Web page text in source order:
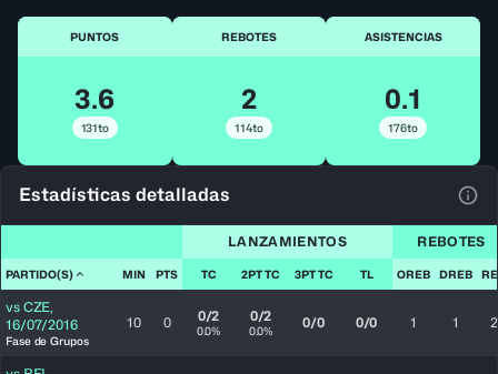
PUNTOS
3.6
131to
REBOTES
2
114to
ASISTENCIAS
0.1
176to
Estadísticas detalladas
LANZAMIENTOS REBOTES
PARTIDO(S) MIN PTS TC 2PT TC 3PT TC TL OREB DREB
vs CZE,
16/07/2016
Fase de Grupos
10 0 0/2
0.0%
0/2
0.0% 0/0 0/0 1 1 2